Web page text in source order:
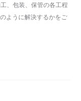
、包装、保管の各工程
ように解決するかをご